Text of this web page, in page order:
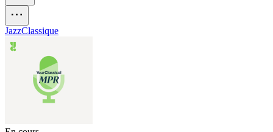
JazzClassique